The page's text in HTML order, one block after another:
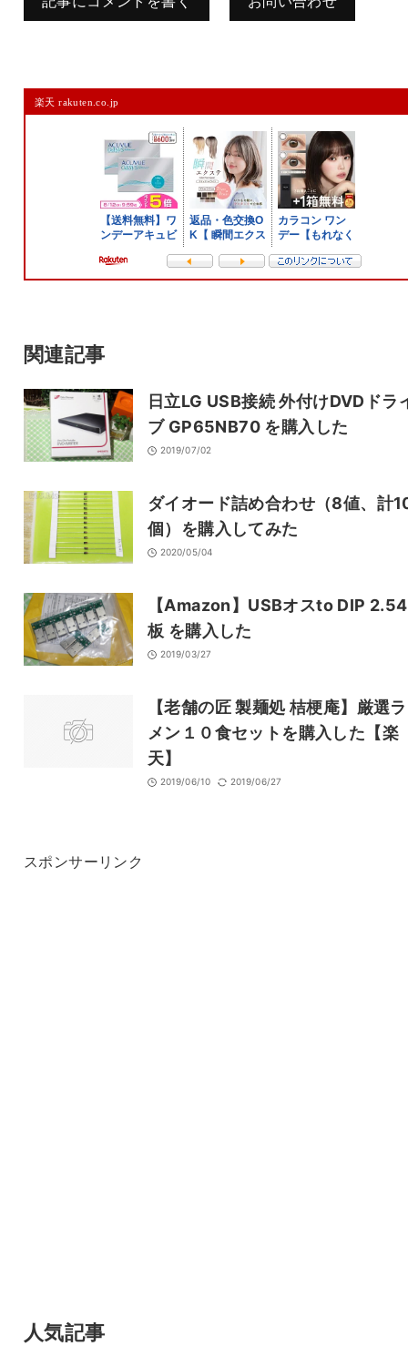
メールアドレスは公開されません。
また、コメント欄には、必ず日本語を含めてください（スパム対策）。
サイト
楽天 rakuten.co.jp
関連記事
日立LG USB接続 外付けDVDドラ
ブ GP65NB70 を購入した
2019/07/02
ダイオード詰め合わせ（8値、計
個）を購入してみた
2020/05/04
【Amazon】USBオスto DIP
板 を購入した
2019/03/27
【老舗の匠 製麺処 桔梗庵】厳選
メン１０食セットを購入した【楽
天】
2019/06/10 2019/06/27
スポンサーリンク
人気記事